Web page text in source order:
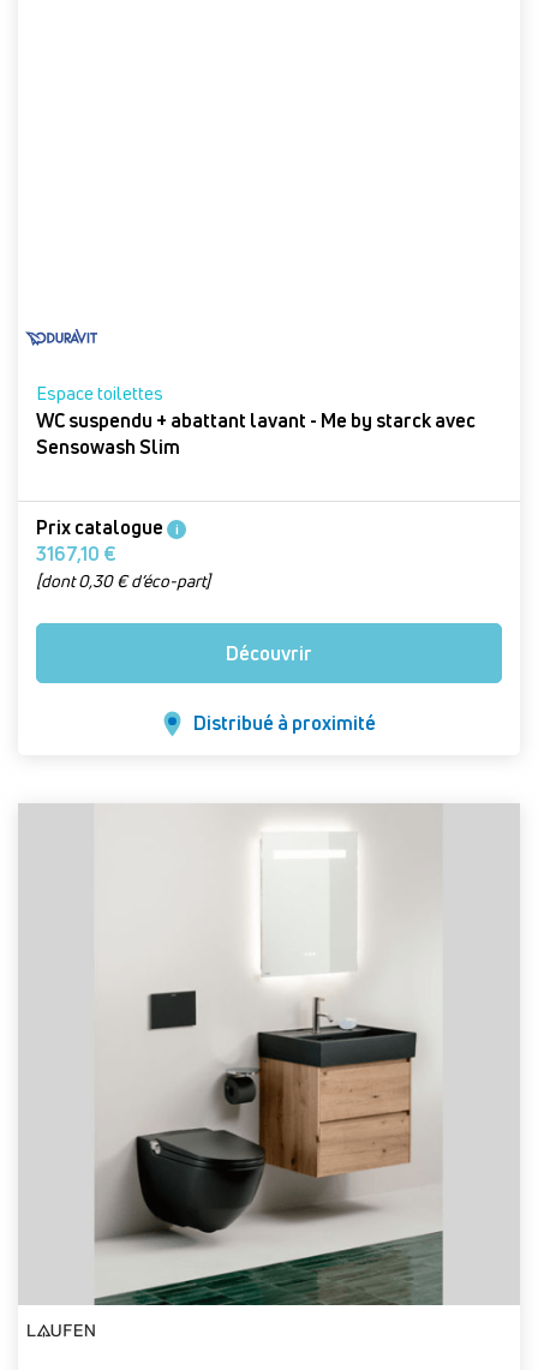
Espace toilettes
WC suspendu + abattant lavant - Me by starck avec
Sensowash Slim
Prix catalogue i
3167,10 €
[dont 0,30 € d’éco-part]
Découvrir
Distribué à proximité